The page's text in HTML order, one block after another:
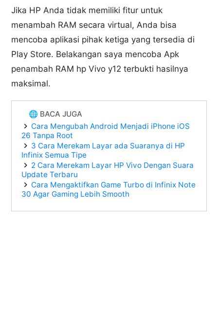
Jika HP Anda tidak memiliki fitur untuk
menambah RAM secara virtual, Anda bisa
mencoba aplikasi pihak ketiga yang tersedia di
Play Store. Belakangan saya mencoba Apk
penambah RAM hp Vivo y12 terbukti hasilnya
maksimal.
🌐 BACA JUGA
Cara Mengubah Android Menjadi iPhone iOS
26 Tanpa Root
3 Cara Merekam Layar ada Suaranya di HP
Infinix Semua Tipe
2 Cara Merekam Layar HP Vivo Dengan Suara
Update Terbaru
Cara Mengaktifkan Game Turbo di Infinix Note
30 Agar Gaming Lebih Smooth